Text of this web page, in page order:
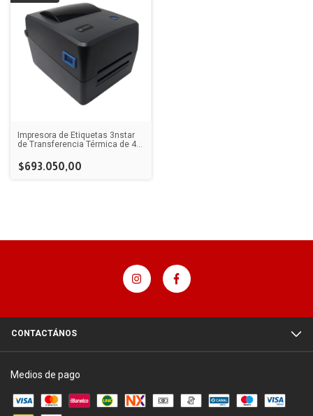
Impresora de Etiquetas 3nstar
de Transferencia Térmica de 4″
$693.050,00
CONTACTÁNOS
Medios de pago